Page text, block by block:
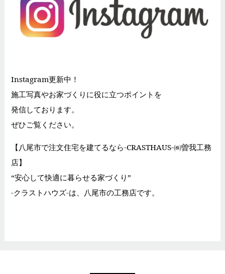
Instagram更新中！
施工写真やお家づくりに役に立つポイントを
発信しております。
ぜひご覧ください。
【八尾市で注文住宅を建てるなら-CRASTHAUS-㈱曽我工務
店】
“安心して快適に暮らせる家づくり”
-クラストハウズ-は、八尾市の工務店です。